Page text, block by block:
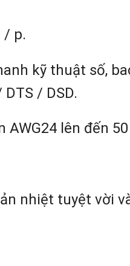
/ p.
kỹ thuật số,
/ DSD.
AWG24 lên đến
nhiệt tuyệt vời